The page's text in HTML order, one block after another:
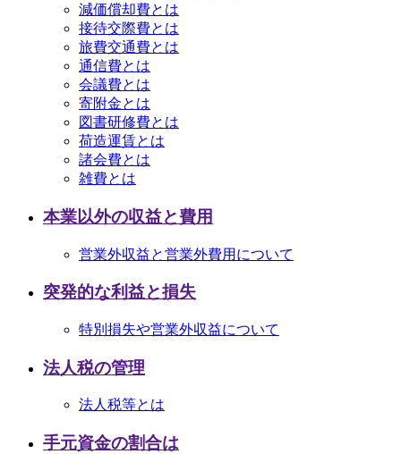
減価償却費とは
接待交際費とは
旅費交通費とは
通信費とは
会議費とは
寄附金とは
図書研修費とは
荷造運賃とは
諸会費とは
雑費とは
本業以外の収益と費用
営業外収益と営業外費用について
突発的な利益と損失
特別損失や営業外収益について
法人税の管理
法人税等とは
手元資金の割合は